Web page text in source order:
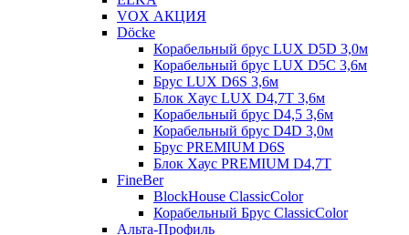
VOX АКЦИЯ
Döcke
Корабельный брус LUX D5D 3,0м
Корабельный брус LUX D5C 3,6м
Брус LUX D6S 3,6м
Блок Хаус LUX D4,7T 3,6м
Корабельный брус D4,5 3,6м
Корабельный брус D4D 3,0м
Брус PREMIUM D6S
Блок Хаус PREMIUM D4,7T
FineBer
BlockHouse ClassicColor
Корабельный Брус ClassicColor
Альта-Профиль